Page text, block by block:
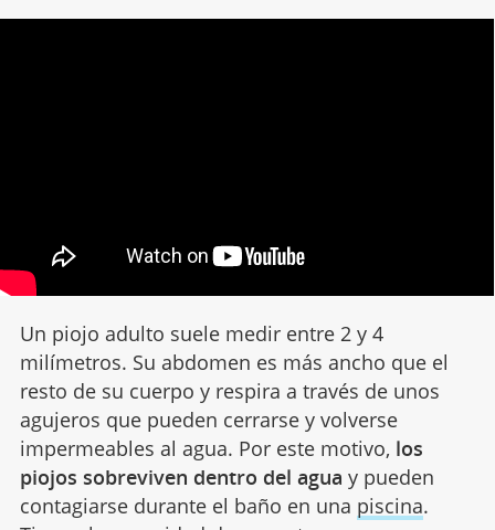
Un piojo adulto suele medir entre 2 y 4
milímetros. Su abdomen es más ancho que el
resto de su cuerpo y respira a través de unos
agujeros que pueden cerrarse y volverse
impermeables al agua. Por este motivo, los
piojos sobreviven dentro del agua y pueden
contagiarse durante el baño en una piscina.